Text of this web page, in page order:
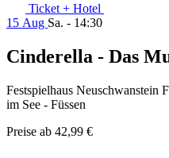
Ticket + Hotel
15 Aug Sa. - 14:30
Cinderella - Das
Festspielhaus Neuschwanstein
im See - Füssen
Preise ab 42,99 €